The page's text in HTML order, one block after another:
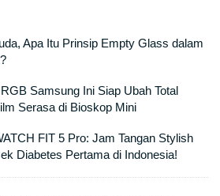
Apa Itu Prinsip Empty Glass dalam
Samsung Ini Siap Ubah Total
Serasa di Bioskop Mini
FIT 5 Pro: Jam Tangan Stylish
Diabetes Pertama di Indonesia!